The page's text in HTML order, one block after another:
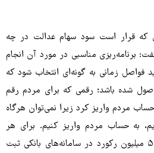
که قرار است سود سهام عدالت در چه
برنامه‌ریزی مناسبی در مورد آن انجام
فواصل زمانی‌ به گونه‌ای انتخاب شود که
شده باشد؛ رقمی که برای مردم رقم
مردم واریز کرد زیرا نمی‌توان هرگاه
به حساب مردم واریز کنیم. برای هر
پرداختیِ سهام عدالت نزدیک ۵۰ میلیون رکورد در سامانه‌های بانکی ثبت